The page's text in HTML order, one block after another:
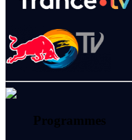
Programmes